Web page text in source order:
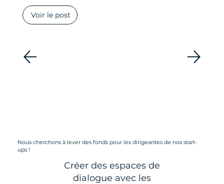
Créer des espaces de
dialogue avec les
Nous cherchons à lever des fonds pour les dirigeantes de nos start-
ups !
Voir le post